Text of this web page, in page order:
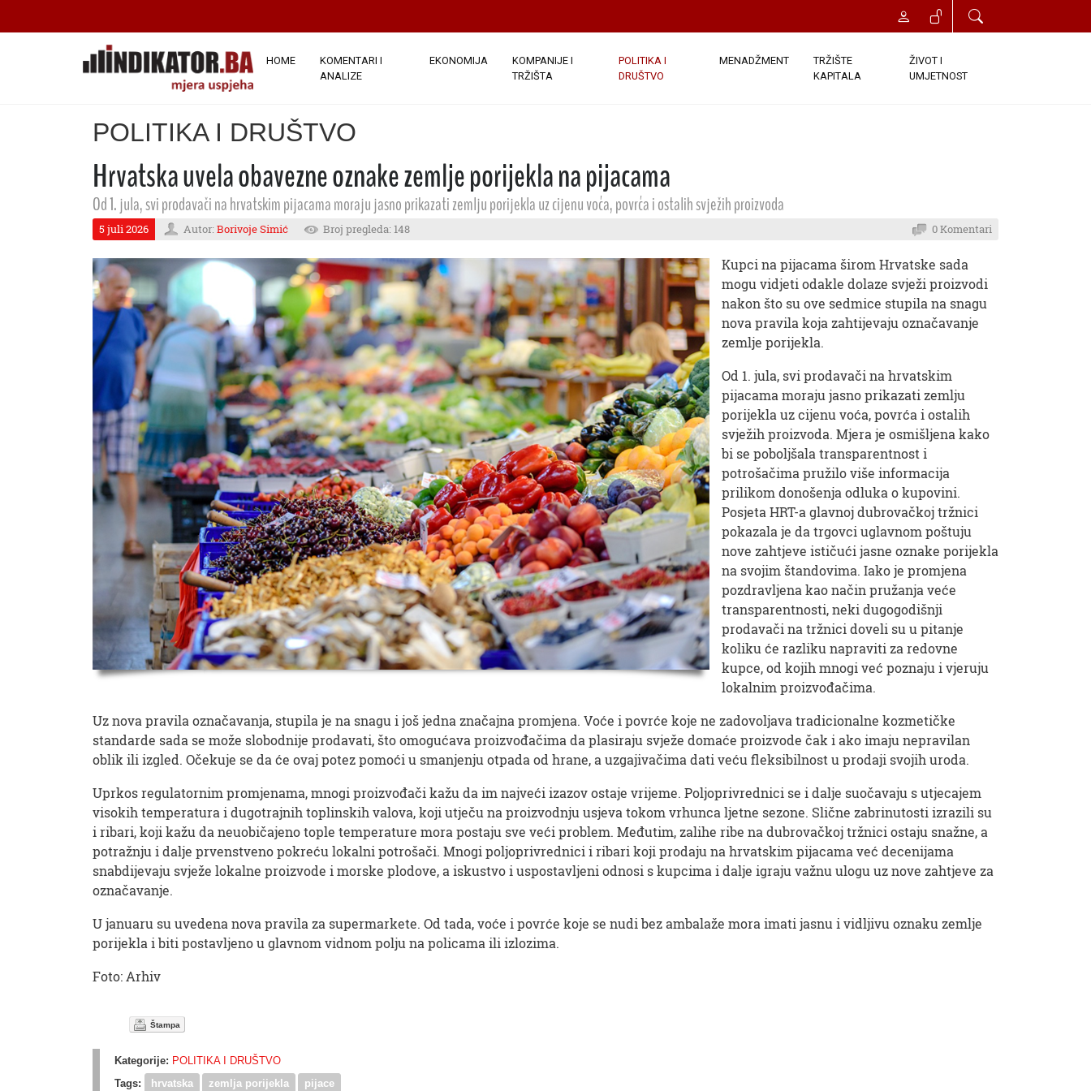
HOME
KOMENTARI I
ANALIZE
EKONOMIJA
KOMPANIJE I
TRŽIŠTA
POLITIKA I
DRUŠTVO
MENADŽMENT
TRŽIŠTE
KAPITALA
ŽIVOT I
UMJETNOST
POLITIKA I DRUŠTVO
Hrvatska uvela obavezne oznake zemlje porijekla na pijacama
Od 1. jula, svi prodavači na hrvatskim pijacama moraju jasno prikazati zemlju porijekla uz cijenu voća, povrća i ostalih svježih proizvoda
5 juli 2026 Autor: Borivoje Simić Broj pregleda: 148 0 Komentari
Kupci na pijacama širom Hrvatske sada
mogu vidjeti odakle dolaze svježi proizvodi
nakon što su ove sedmice stupila na snagu
nova pravila koja zahtijevaju označavanje
zemlje porijekla.
Od 1. jula, svi prodavači na hrvatskim
pijacama moraju jasno prikazati zemlju
porijekla uz cijenu voća, povrća i ostalih
svježih proizvoda. Mjera je osmišljena kako
bi se poboljšala transparentnost i
potrošačima pružilo više informacija
prilikom donošenja odluka o kupovini.
Posjeta HRT-a glavnoj dubrovačkoj tržnici
pokazala je da trgovci uglavnom poštuju
nove zahtjeve ističući jasne oznake porijekla
na svojim štandovima. Iako je promjena
pozdravljena kao način pružanja veće
transparentnosti, neki dugogodišnji
prodavači na tržnici doveli su u pitanje
koliku će razliku napraviti za redovne
kupce, od kojih mnogi već poznaju i vjeruju
lokalnim proizvođačima.
Uz nova pravila označavanja, stupila je na snagu i još jedna značajna promjena. Voće i povrće koje ne zadovoljava tradicionalne kozmetičke
standarde sada se može slobodnije prodavati, što omogućava proizvođačima da plasiraju svježe domaće proizvode čak i ako imaju nepravilan
oblik ili izgled. Očekuje se da će ovaj potez pomoći u smanjenju otpada od hrane, a uzgajivačima dati veću fleksibilnost u prodaji svojih uroda.
Uprkos regulatornim promjenama, mnogi proizvođači kažu da im najveći izazov ostaje vrijeme. Poljoprivrednici se i dalje suočavaju s utjecajem
visokih temperatura i dugotrajnih toplinskih valova, koji utječu na proizvodnju usjeva tokom vrhunca ljetne sezone. Slične zabrinutosti izrazili su
i ribari, koji kažu da neuobičajeno tople temperature mora postaju sve veći problem. Međutim, zalihe ribe na dubrovačkoj tržnici ostaju snažne, a
potražnju i dalje prvenstveno pokreću lokalni potrošači. Mnogi poljoprivrednici i ribari koji prodaju na hrvatskim pijacama već decenijama
snabdijevaju svježe lokalne proizvode i morske plodove, a iskustvo i uspostavljeni odnosi s kupcima i dalje igraju važnu ulogu uz nove zahtjeve za
označavanje.
U januaru su uvedena nova pravila za supermarkete. Od tada, voće i povrće koje se nudi bez ambalaže mora imati jasnu i vidljivu oznaku zemlje
porijekla i biti postavljeno u glavnom vidnom polju na policama ili izlozima.
Foto: Arhiv
Štampa
Kategorije: POLITIKA I DRUŠTVO
Tags:
hrvatska zemlja porijekla
pijace